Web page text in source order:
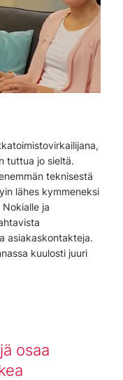
tuttua jo sieltä.
teknisestä
lähes kymmeneksi
ja
asiakaskontakteja.
kuulosti juuri
osaa